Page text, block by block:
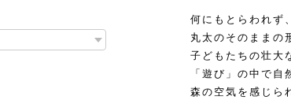
何にもとらわれず
丸太のそのままの
子どもたちの壮大
「遊び」の中で自
森の空気を感じら